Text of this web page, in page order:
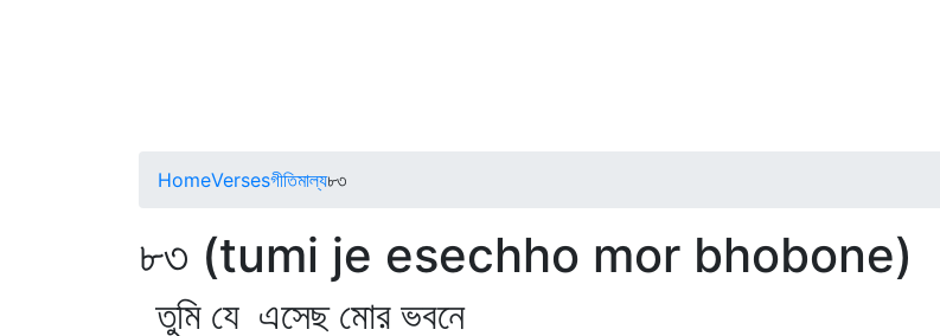
HomeVersesগীতিমাল্য৮৩
৮৩ (tumi je esechho mor bhobone)
তুমি যে এসেছ মোর ভবনে